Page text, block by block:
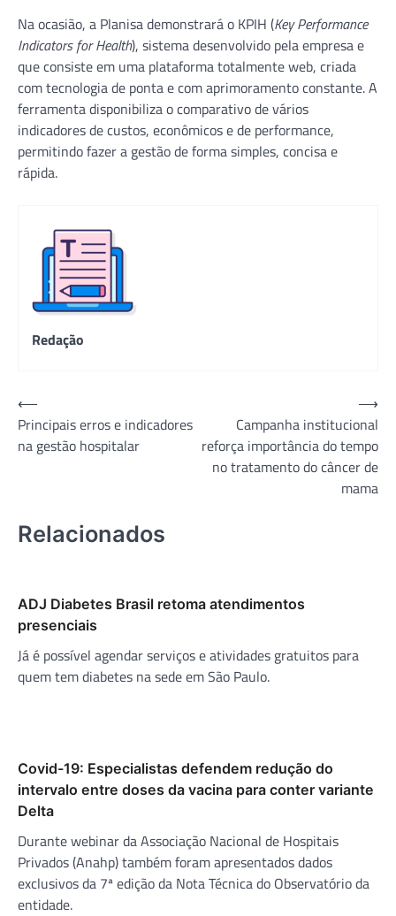
Na ocasião, a Planisa demonstrará o KPIH (Key Performance
Indicators for Health), sistema desenvolvido pela empresa e
que consiste em uma plataforma totalmente web, criada
com tecnologia de ponta e com aprimoramento constante. A
ferramenta disponibiliza o comparativo de vários
indicadores de custos, econômicos e de performance,
permitindo fazer a gestão de forma simples, concisa e
rápida.
Redação
Navegação
de
Post
⟵
Principais erros e indicadores
na gestão hospitalar
Campanha institucional
reforça importância do tempo
no tratamento do câncer de
mama
⟶
Relacionados
ADJ Diabetes Brasil retoma atendimentos
presenciais
Já é possível agendar serviços e atividades gratuitos para
quem tem diabetes na sede em São Paulo.
Covid-19: Especialistas defendem redução do
intervalo entre doses da vacina para conter variante
Delta
Durante webinar da Associação Nacional de Hospitais
Privados (Anahp) também foram apresentados dados
exclusivos da 7ª edição da Nota Técnica do Observatório da
entidade.